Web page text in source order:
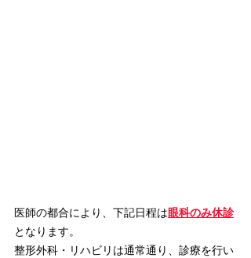
医師の都合により、下記日程は眼科のみ休診
となります。
整形外科・リハビリは通常通り、診療を行い